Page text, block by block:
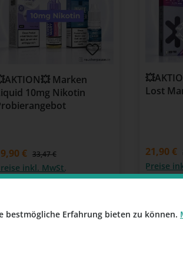
Marken
10mg Nikotin
€ 33,47 €
inkl. MwSt.
Details
Lost
21,90 €
Preise
bestmögliche Erfahrung bieten zu können.